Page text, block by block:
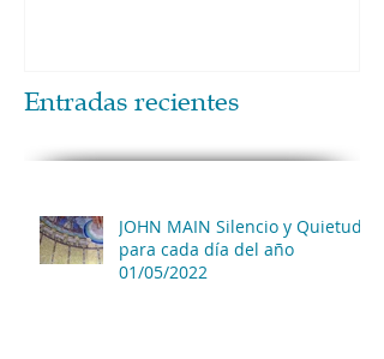
Entradas recientes
JOHN MAIN Silencio y Quietud
para cada día del año
01/05/2022